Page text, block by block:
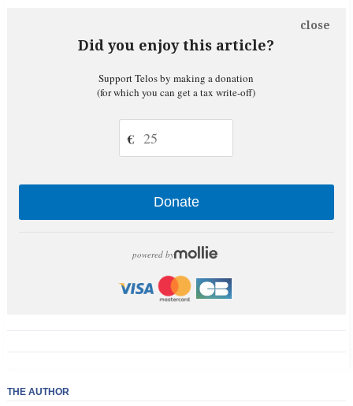
Did you enjoy this article?
close
Support Telos by making a donation
(for which you can get a tax write-off)
€
Donate
powered by
THE AUTHOR